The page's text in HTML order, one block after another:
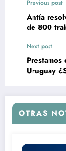
Previous post
Antía
de 800
Next post
Prestamos
Uruguay
OTRAS